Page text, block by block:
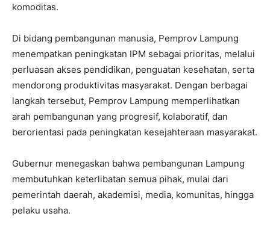
komoditas.
Di bidang pembangunan manusia, Pemprov Lampung
menempatkan peningkatan IPM sebagai prioritas, melalui
perluasan akses pendidikan, penguatan kesehatan, serta
mendorong produktivitas masyarakat. Dengan berbagai
langkah tersebut, Pemprov Lampung memperlihatkan
arah pembangunan yang progresif, kolaboratif, dan
berorientasi pada peningkatan kesejahteraan masyarakat.
Gubernur menegaskan bahwa pembangunan Lampung
membutuhkan keterlibatan semua pihak, mulai dari
pemerintah daerah, akademisi, media, komunitas, hingga
pelaku usaha.